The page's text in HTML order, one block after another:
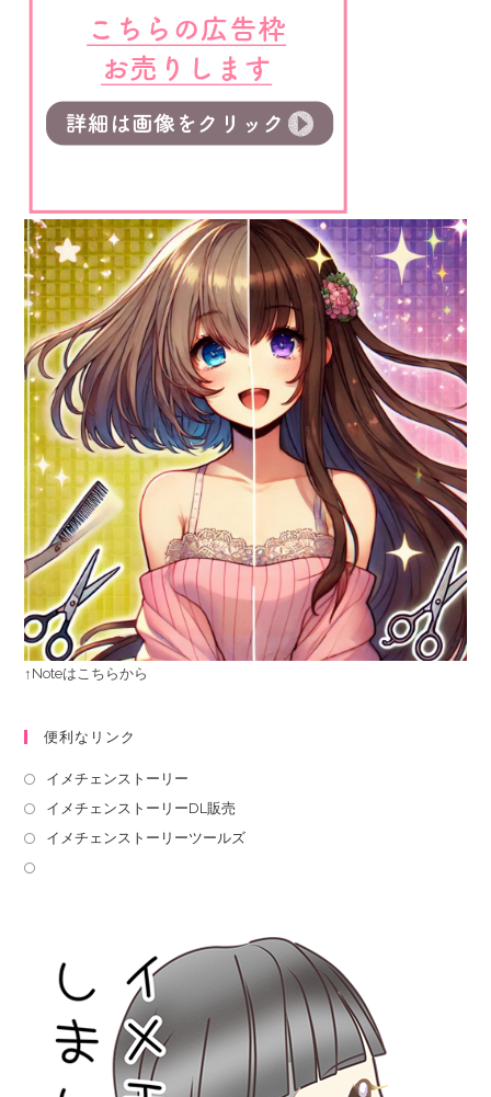
↑Noteはこちらから
便利なリンク
イメチェンストーリー
イメチェンストーリーDL販売
イメチェンストーリーツールズ